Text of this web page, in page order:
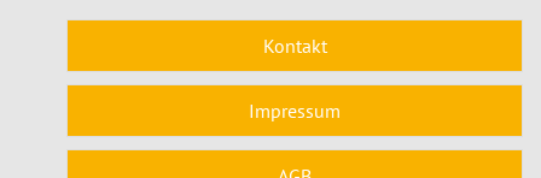
Kontakt
Impressum